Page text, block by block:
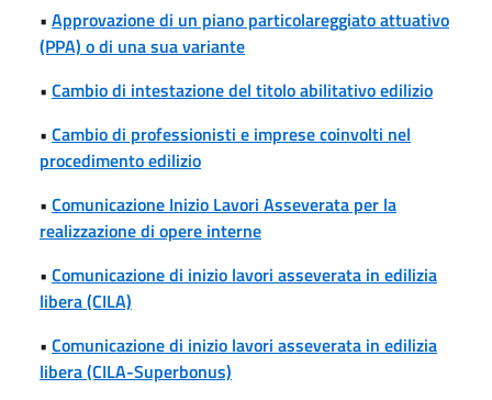
• Approvazione di un piano particolareggiato attuativo
(PPA) o di una sua variante
• Cambio di intestazione del titolo abilitativo edilizio
• Cambio di professionisti e imprese coinvolti nel
procedimento edilizio
• Comunicazione Inizio Lavori Asseverata per la
realizzazione di opere interne
• Comunicazione di inizio lavori asseverata in edilizia
libera (CILA)
• Comunicazione di inizio lavori asseverata in edilizia
libera (CILA-Superbonus)